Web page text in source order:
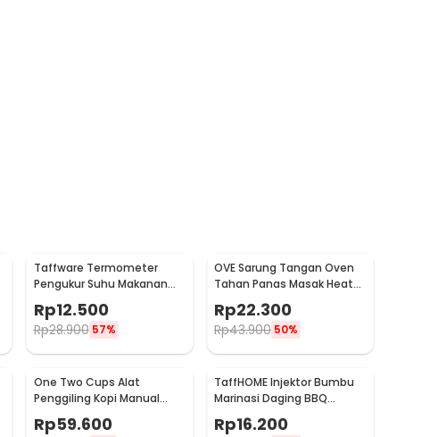
Taffware Termometer
Pengukur Suhu Makanan
TP101
Rp12.500
Rp28.900 57%
OVE Sarung Tangan Oven
Tahan Panas Masak Heat
Resistant Gloves - 540F
Rp22.300
Rp43.900 50%
One Two Cups Alat
Penggiling Kopi Manual
Coffee Grinder Portable -
WFCG9800
Rp59.600
TaffHOME Injektor Bumbu
Marinasi Daging BBQ
Seasoning Injector - HC117
Rp16.200